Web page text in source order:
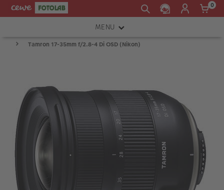
0
MENU
FOTOAPARÁTY
ATELIÉR
INSTAX™
TISKÁRNY A SKENERY
FOTOBRAŠNY
PŘÍSLUŠENSTVÍ
RÁMEČKY
Tamron 17-35mm f/2.8-4 Di OSD (Nikon)